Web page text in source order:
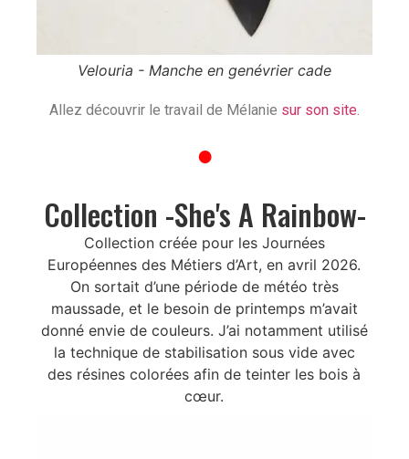
Velouria - Manche en genévrier cade
Allez découvrir le travail de Mélanie sur son site.
●
Collection -She's A Rainbow-
Collection créée pour les Journées
Européennes des Métiers d’Art, en avril 2026.
On sortait d’une période de météo très
maussade, et le besoin de printemps m’avait
donné envie de couleurs. J’ai notamment utilisé
la technique de stabilisation sous vide avec
des résines colorées afin de teinter les bois à
cœur.